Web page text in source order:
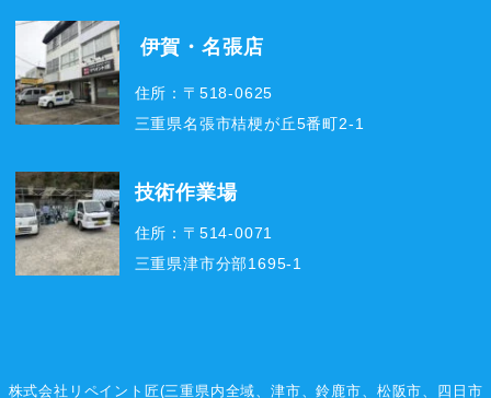
伊賀・名張店
住所：〒518-0625
三重県名張市桔梗が丘5番町2-1
技術作業場
住所：〒514-0071
三重県津市分部1695-1
株式会社リペイント匠(三重県内全域、津市、鈴鹿市、 松阪市、 四日市